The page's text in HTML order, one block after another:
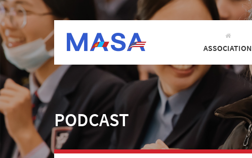
ASSOCIATION
PODCAST